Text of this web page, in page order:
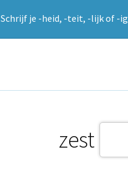
Schrijf je -heid, -teit, -lijk of -ig
zest